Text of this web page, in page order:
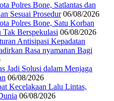
Polres Bone, Satlantas dan
Sesuai Prosedur 06/08/2026
Polres Bone, Satu Korban
Berspekulasi 06/08/2026
Antisipasi Kepadatan
Rasa nyamanan Bagi
Jadi Solusi dalam Menjaga
06/08/2026
Kecelakaan Lalu Lintas,
06/08/2026